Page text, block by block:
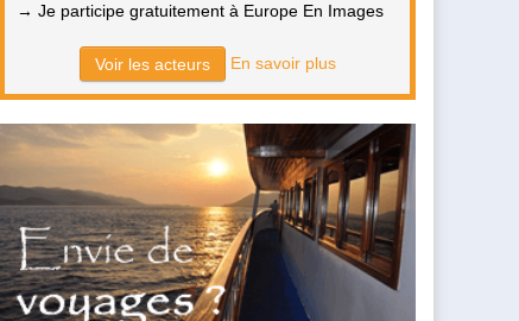
→ Je participe gratuitement à Europe En Images
Voir les acteurs En savoir plus